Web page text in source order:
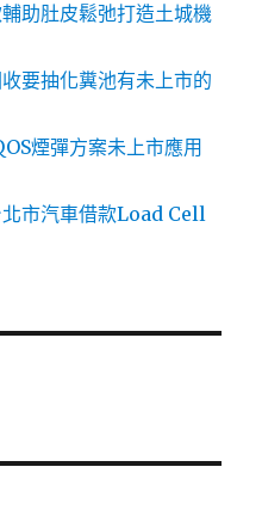
助肚皮鬆弛打造土城機
要抽化糞池有未上市的
煙彈方案未上市應用
市汽車借款Load Cell